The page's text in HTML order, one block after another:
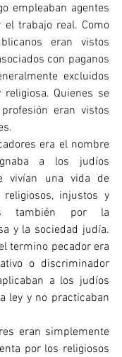
empleaban agentes
el trabajo real. Como
eran vistos
con paganos
excluidos
Quienes se
eran vistos
era el nombre
a los judíos
vivían una vida de
injustos y
también por la
y la sociedad judía.
termino pecador era
o discriminador
a los judíos
ley y no practicaban
por los religiosos